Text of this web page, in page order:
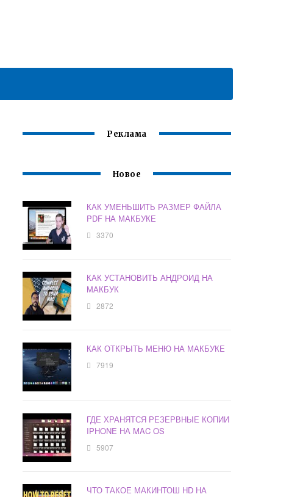
Реклама
Новое
КАК УМЕНЬШИТЬ РАЗМЕР ФАЙЛА
PDF НА МАКБУКЕ
3370
КАК УСТАНОВИТЬ АНДРОИД НА
МАКБУК
2872
КАК ОТКРЫТЬ МЕНЮ НА МАКБУКЕ
7919
ГДЕ ХРАНЯТСЯ РЕЗЕРВНЫЕ КОПИИ
IPHONE НА MAC OS
5907
ЧТО ТАКОЕ МАКИНТОШ HD НА